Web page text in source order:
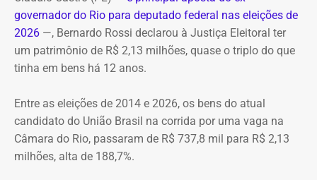
TEMPO REAL
Pré-hora: 19h, com cobertura especial pelo YouTube do
TEMPO REAL
A operação mobilizou cerca de 40 militares, 11 viaturas e
4 unidades operacionais.
governador do Rio para deputado federal nas eleições de
2026 —, Bernardo Rossi declarou à Justiça Eleitoral ter
um patrimônio de R$ 2,13 milhões, quase o triplo do que
tinha em bens há 12 anos.
Entre as eleições de 2014 e 2026, os bens do atual
candidato do União Brasil na corrida por uma vaga na
Câmara do Rio, passaram de R$ 737,8 mil para R$ 2,13
milhões, alta de 188,7%.